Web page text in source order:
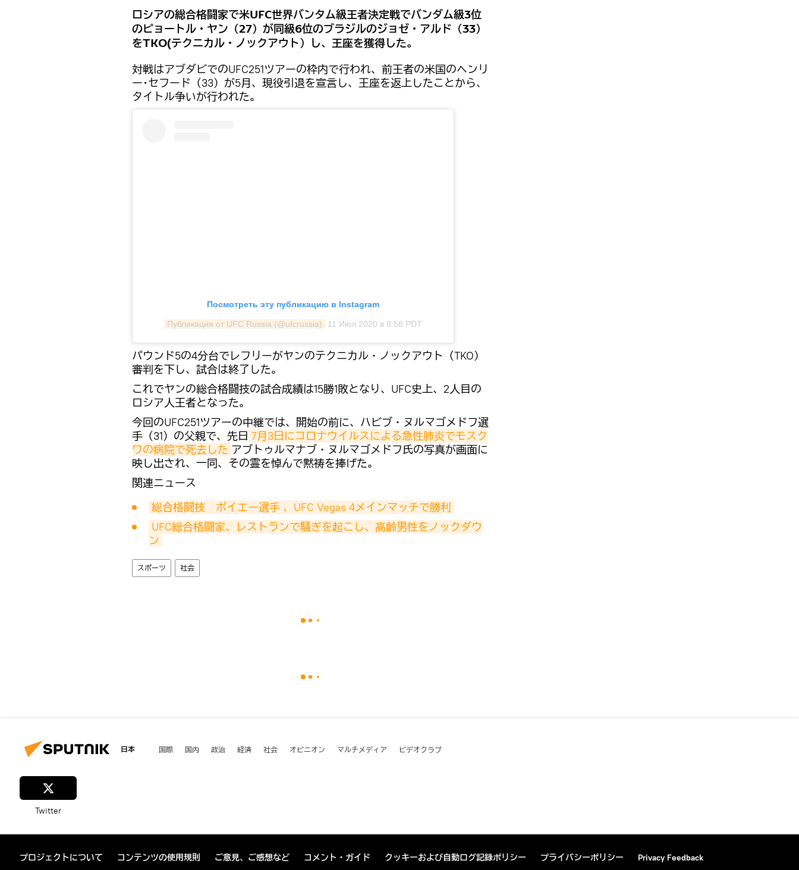
ロシアの総合格闘家で米UFC世界バンタム級王者決定戦でバンダム級3位
のピョートル・ヤン（27）が同級6位のブラジルのジョゼ・アルド（33）
をTKO(テクニカル・ノックアウト）し、王座を獲得した。
対戦はアブダビでのUFC251ツアーの枠内で行われ、前王者の米国のヘンリ
ー･セフード（33）が5月、現役引退を宣言し、王座を返上したことから、
タイトル争いが行われた。
Посмотреть эту публикацию в Instagram
Публикация от UFC Russia (@ufcrussia) 11 Июл 2020 в 8:58 PDT
パウンド5の4分台でレフリーがヤンのテクニカル・ノックアウト（TKO）
審判を下し、試合は終了した。
これでヤンの総合格闘技の試合成績は15勝1敗となり、UFC史上、2人目の
ロシア人王者となった。
今回のUFC251ツアーの中継では、開始の前に、ハビブ・ヌルマゴメドフ選
手（31）の父親で、先日 7月3日にコロナウイルスによる急性肺炎でモスク
ワの病院で死去した アブトゥルマナブ・ヌルマゴメドフ氏の写真が画面に
映し出され、一同、その霊を悼んで黙祷を捧げた。
関連ニュース
総合格闘技　ポイエー選手 、UFC Vegas 4メインマッチで勝利
UFC総合格闘家、レストランで騒ぎを起こし、高齢男性をノックダウ
ン
スポーツ 社会
日本 国際 国内 政治 経済 社会 オピニオン マルチメディア ビデオクラブ
Twitter
プロジェクトについて コンテンツの使用規則 ご意見、ご感想など コメント・ガイド クッキーおよび自動ログ記録ポリシー プライバシーポリシー Privacy Feedback